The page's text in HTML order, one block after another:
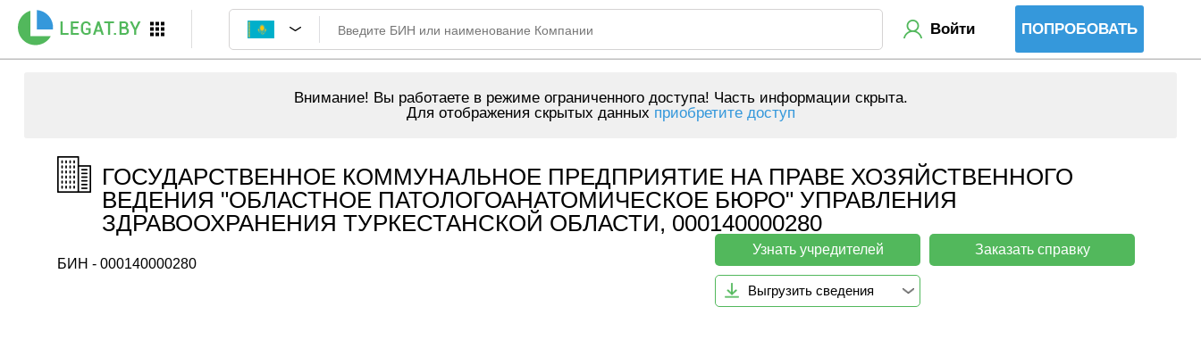
Войти ПОПРОБОВАТЬ
Внимание! Вы работаете в режиме ограниченного доступа! Часть информации скрыта.
Для отображения скрытых данных приобретите доступ
ГОСУДАРСТВЕННОЕ КОММУНАЛЬНОЕ ПРЕДПРИЯТИЕ НА ПРАВЕ ХОЗЯЙСТВЕННОГО
ВЕДЕНИЯ "ОБЛАСТНОЕ ПАТОЛОГОАНАТОМИЧЕСКОЕ БЮРО" УПРАВЛЕНИЯ
ЗДРАВООХРАНЕНИЯ ТУРКЕСТАНСКОЙ ОБЛАСТИ, 000140000280
БИН - 000140000280
Узнать учредителей Заказать справку
Выгрузить сведения